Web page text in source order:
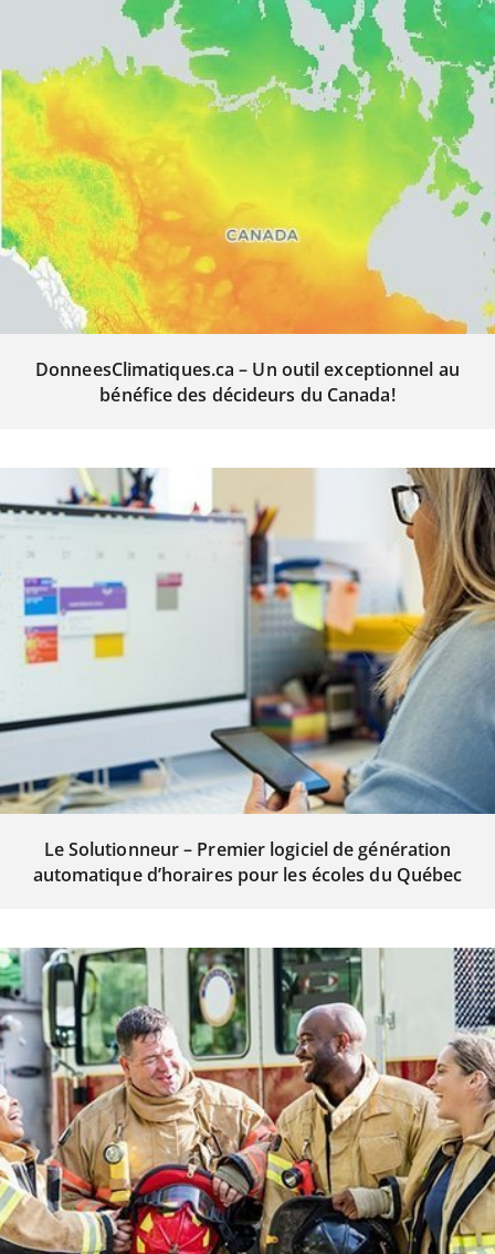
DonneesClimatiques.ca – Un outil exceptionnel au
bénéfice des décideurs du Canada!
Le Solutionneur – Premier logiciel de génération
automatique d’horaires pour les écoles du Québec